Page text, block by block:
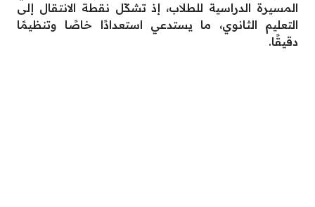
المسيرة الدراسية للطلاب، إذ تشكّل نقطة الانتقال إلى
التعليم الثانوي، ما يستدعي استعدادًا خاصًا وتنظيمًا
دقيقًا.